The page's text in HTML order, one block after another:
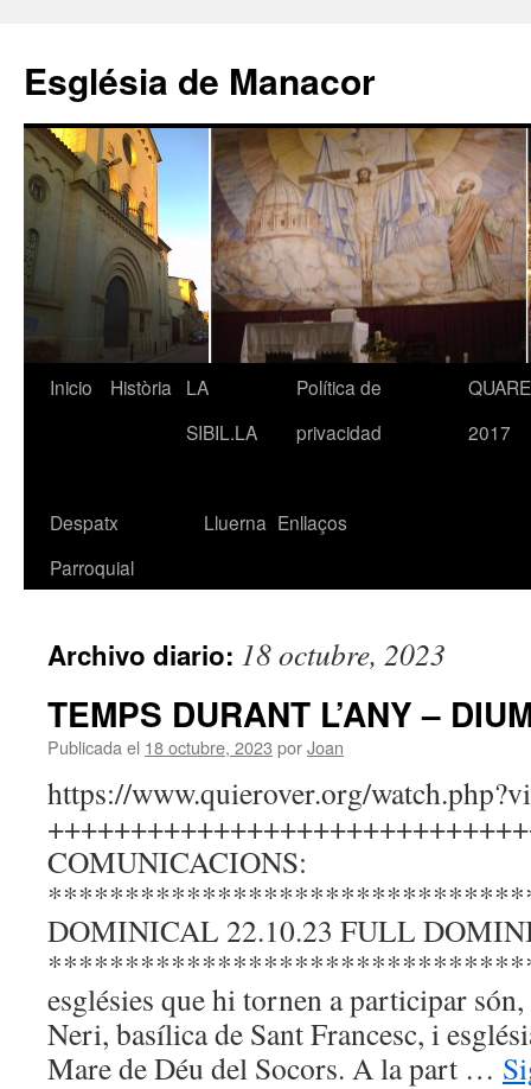
contenido
Església de Manacor
Inicio Història
LA
SIBIL.LA
Política de
privacidad
2017
Despatx
Parroquial
Lluerna Enllaços
Archivo diario: 18 octubre, 2023
TEMPS DURANT L’ANY –
Publicada el 18 octubre, 2023 porJoan
https://www.quierover.org/
COMUNICACIONS:
DOMINICAL 22.10.23 FULL
esglésies que hi tornen a participar
Neri, basílica de Sant Francesc, i
Mare de Déu del Socors. A la part …